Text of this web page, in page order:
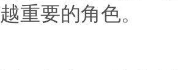
越重要的角色。